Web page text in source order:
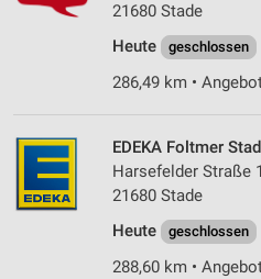
21680 Stade
Heute
geschlossen
286,49 km •
EDEKA Foltmer
Harsefelder Straße
21680 Stade
Heute
geschlossen
288,60 km •